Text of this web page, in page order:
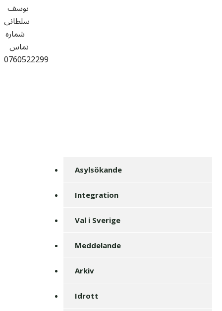
یوسف
سلطانی
شماره
تماس
Asylsökande
Integration
Val i Sverige
Meddelande
Arkiv
Idrott